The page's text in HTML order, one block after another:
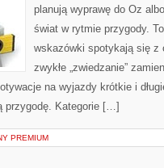
planują wyprawę do Oz
świat w rytmie przygody.
wskazówki spotykają się z
zwykłe „zwiedzanie”
na wyjazdy krótkie i
przygodę. Kategorie […]
PREMIUM